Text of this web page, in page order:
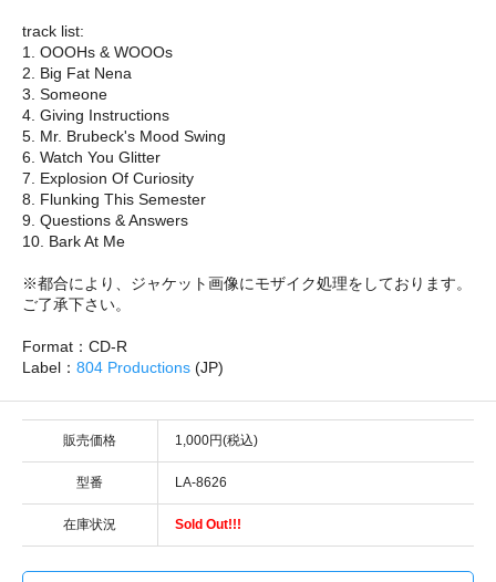
track list:
1. OOOHs & WOOOs
2. Big Fat Nena
3. Someone
4. Giving Instructions
5. Mr. Brubeck's Mood Swing
6. Watch You Glitter
7. Explosion Of Curiosity
8. Flunking This Semester
9. Questions & Answers
10. Bark At Me
※都合により、ジャケット画像にモザイク処理をしております。
ご了承下さい。
Format：CD-R
Label： 804 Productions (JP)
販売価格 1,000円(税込)
型番 LA-8626
在庫状況 Sold Out!!!